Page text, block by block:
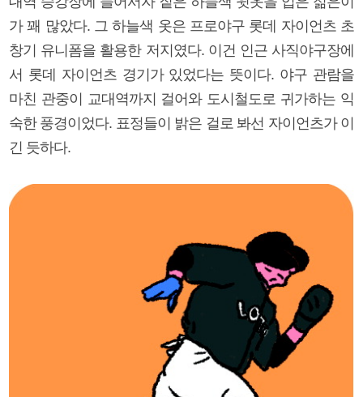
가 꽤 많았다. 그 하늘색 옷은 프로야구 롯데 자이언츠 초
창기 유니폼을 활용한 저지였다. 이건 인근 사직야구장에
서 롯데 자이언츠 경기가 있었다는 뜻이다. 야구 관람을
마친 관중이 교대역까지 걸어와 도시철도로 귀가하는 익
숙한 풍경이었다. 표정들이 밝은 걸로 봐선 자이언츠가 이
긴 듯하다.